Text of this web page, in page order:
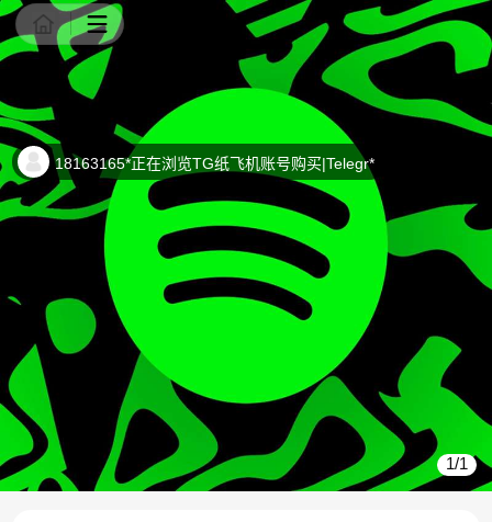
商品详情
18163165*正在浏览TG纸飞机账号购买|Telegr*
1/1